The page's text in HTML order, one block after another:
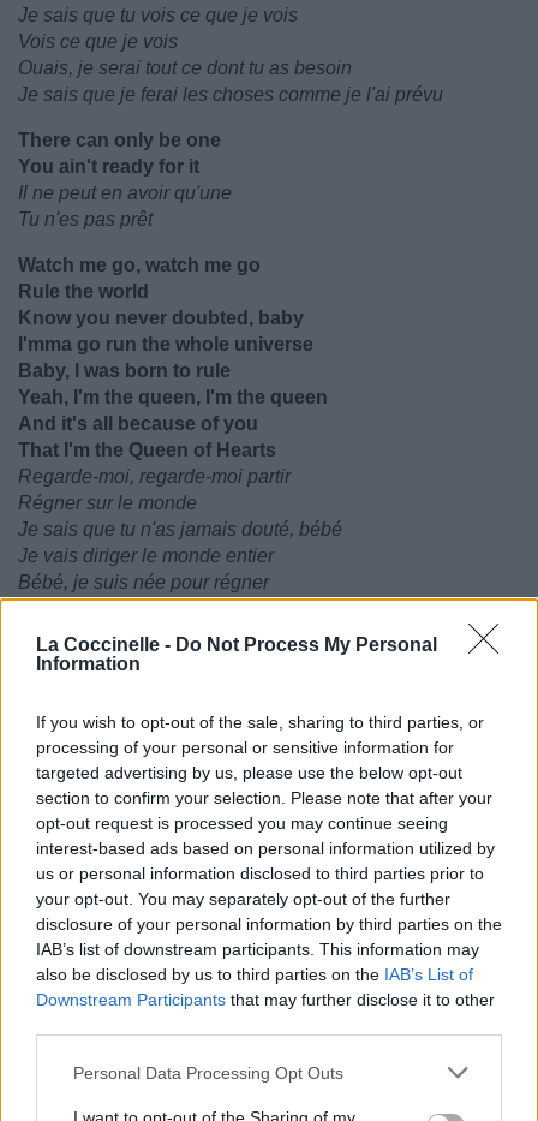
La Coccinelle - Do Not Process My Personal
Information
If you wish to opt-out of the sale, sharing to third parties, or
processing of your personal or sensitive information for
targeted advertising by us, please use the below opt-out
section to confirm your selection. Please note that after your
opt-out request is processed you may continue seeing
interest-based ads based on personal information utilized by
us or personal information disclosed to third parties prior to
your opt-out. You may separately opt-out of the further
disclosure of your personal information by third parties on the
IAB’s list of downstream participants. This information may
also be disclosed by us to third parties on the IAB’s List of
Downstream Participants that may further disclose it to other
Personal Data Processing Opt Outs
Je sais que tu vois ce que je vois
Vois ce que je vois
Ouais, je serai tout ce dont tu as besoin
Je sais que je ferai les choses comme je l'ai prévu
There can only be one
You ain't ready for it
Il ne peut en avoir qu'une
Tu n'es pas prêt
Watch me go, watch me go
Rule the world
Know you never doubted, baby
I'mma go run the whole universe
Baby, I was born to rule
Yeah, I'm the queen, I'm the queen
And it's all because of you
That I'm the Queen of Hearts
Regarde-moi, regarde-moi partir
Régner sur le monde
Je sais que tu n'as jamais douté, bébé
Je vais diriger le monde entier
Bébé, je suis née pour régner
Et tout ça, c'est grâce à toi
Que je suis la reine des coeurs
You're all the ones who made me
So thank you for the memories
That I'm the Queen of Hearts
Alors merci pour les souvenirs
Vous êtes ceux qui avez fait de moi ce que je suis
Alors, merci pour les souvenirs
C'est grâce à vous que je suis la reine des cœurs
Dans cette chanson, les Twice remercient leurs fans de les
avoir aidées à avancer dans leur carrière ainsi que dans
leur vie personnelle, et de les avoir menées jusqu'au
sommet.